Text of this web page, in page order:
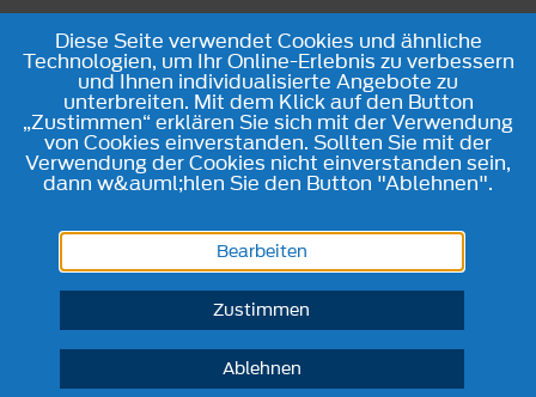
Diese Seite verwendet Cookies und ähnliche
Technologien, um Ihr Online-Erlebnis zu verbessern
und Ihnen individualisierte Angebote zu
unterbreiten. Mit dem Klick auf den Button
„Zustimmen“ erklären Sie sich mit der Verwendung
von Cookies einverstanden. Sollten Sie mit der
Verwendung der Cookies nicht einverstanden sein,
dann w&auml;hlen Sie den Button "Ablehnen".
Bearbeiten
Zustimmen
Ablehnen